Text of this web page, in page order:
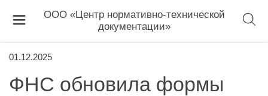
ООО «Центр нормативно-технической
документации»
01.12.2025
ФНС обновила формы